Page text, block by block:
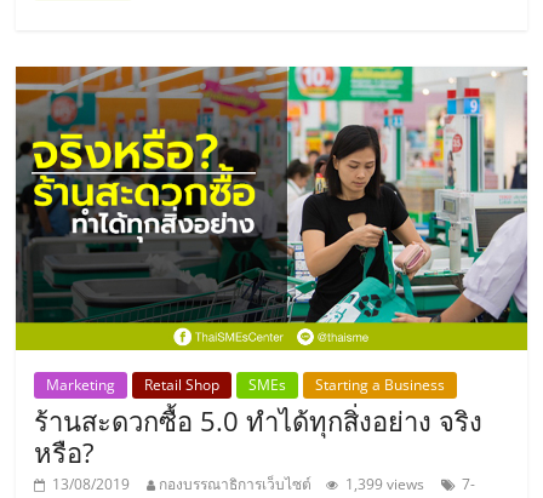
ระบบ
แฟ
รน
ไชส์"
"ศูนย์
ข้อมูล
ธุรกิจ
SME
แห่ง
ประเทศไทย,
Marketing Retail Shop SMEs Starting a Business
ร้านสะดวกซื้อ 5.0 ทำได้ทุกสิ่งอย่าง จริง
หรือ?
13/08/2019 กองบรรณาธิการเว็บไซต์ 1,399 views
7-